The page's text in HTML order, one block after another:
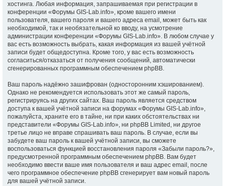
хостинга. Любая информация, запрашиваемая при регистрации в
конференции «Форумы GIS-Lab.info», кроме вашего имени
пользователя, вашего пароля и вашего адреса email, может быть как
необходимой, так и необязательной ко вводу, на усмотрение
администрации конференции «Форумы GIS-Lab.info». В любом случае у
вас есть возможность выбрать, какая информация из вашей учётной
записи будет общедоступна. Кроме того, у вас есть возможность
согласиться/отказаться от получения сообщений, автоматически
сгенерированных программным обеспечением phpBB.
Ваш пароль надёжно зашифрован (односторонним хэшированием).
Однако не рекомендуется использовать этот же самый пароль,
регистрируясь на других сайтах. Ваш пароль является средством
доступа к вашей учётной записи на форумах «Форумы GIS-Lab.info»,
пожалуйста, храните его в тайне, ни при каких обстоятельствах ни
представители «Форумы GIS-Lab.info», ни phpBB Limited, ни другое
третье лицо не вправе спрашивать ваш пароль. В случае, если вы
забудете ваш пароль к вашей учётной записи, вы сможете
воспользоваться функцией восстановления пароля «Забыли пароль?»,
предусмотренной программным обеспечением phpBB. Вам будет
необходимо ввести ваше имя пользователя и ваш адрес email, после
чего программное обеспечение phpBB сгенерирует вам новый пароль
для вашей учётной записи.